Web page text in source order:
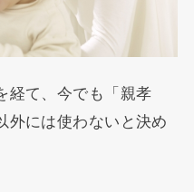
経て、今でも「親孝
外には使わないと決め